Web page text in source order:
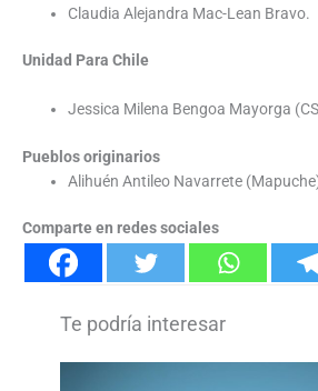
Claudia Alejandra Mac-Lean Bravo.
Unidad Para Chile
Jessica Milena Bengoa Mayorga
Pueblos originarios
Alihuén Antileo Navarrete
Comparte en redes sociales